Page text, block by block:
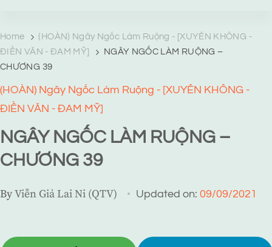
Home
(HOÀN) Ngây Ngốc Làm Ruộng - [XUYÊN KHÔNG -
ĐIỀN VĂN - ĐAM MỸ]
NGÂY NGỐC LÀM RUỘNG –
CHƯƠNG 39
(HOÀN) Ngây Ngốc Làm Ruộng - [XUYÊN KHÔNG -
ĐIỀN VĂN - ĐAM MỸ]
NGÂY NGỐC LÀM RUỘNG –
CHƯƠNG 39
ByViễn Giả Lai Ni (QTV) Updated on: 09/09/2021